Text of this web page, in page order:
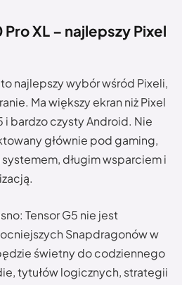
Pro XL – najlepszy Pixel
najlepszy wybór wśród Pixeli,
Ma większy ekran niż Pixel
i bardzo czysty Android. Nie
głównie pod gaming,
długim wsparciem i
Tensor G5 nie jest
Snapdragonów w
świetny do codziennego
tytułów logicznych, strategii